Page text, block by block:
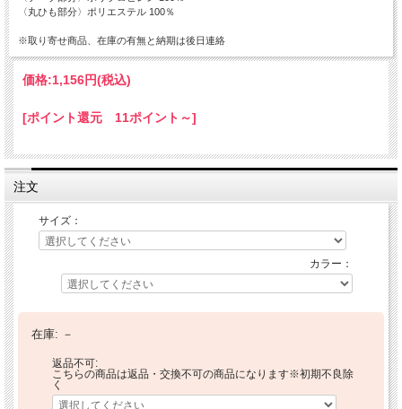
〈丸ひも部分〉ポリエステル 100％
※取り寄せ商品、在庫の有無と納期は後日連絡
価格:1,156円(税込)
[ポイント還元 11ポイント～]
注文
サイズ：
カラー：
在庫: －
返品不可:
こちらの商品は返品・交換不可の商品になります※初期不良除
く